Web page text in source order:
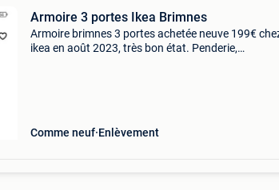
Armoire 3 portes Ikea Brimnes
Armoire brimnes 3 portes achetée neuve 199€
ikea en août 2023, très bon état. Penderie,
Comme neuf Enlèvement